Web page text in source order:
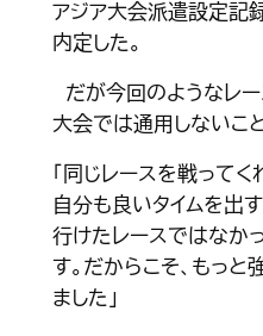
アジア大会派遣設定記
内定した。
だが今回のようなレ
大会では通用しないこ
「同じレースを戦って
自分も良いタイムを出
行けたレースではなか
す。だからこそ、もっと
ました」